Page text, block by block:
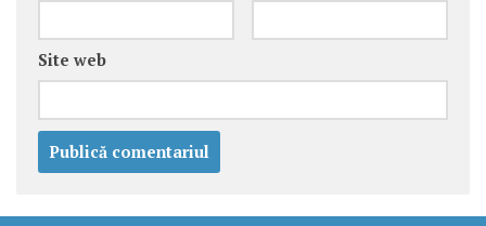
Site web